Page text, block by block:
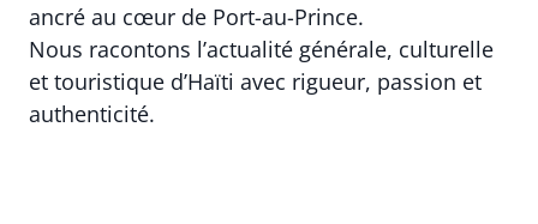
ancré au cœur de Port-au-Prince.
Nous racontons l’actualité générale, culturelle
et touristique d’Haïti avec rigueur, passion et
authenticité.